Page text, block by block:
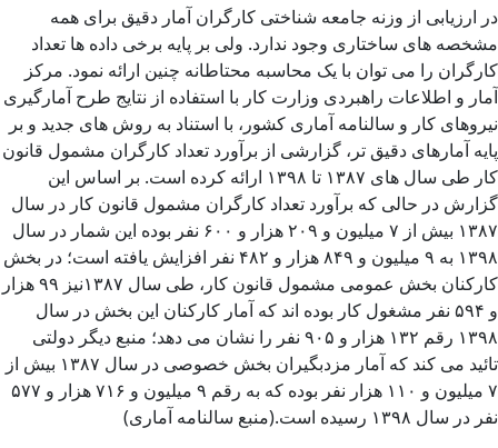
در ارزیابی از وزنه جامعه شناختی کارگران آمار دقیق برای همه
مشخصه های ساختاری وجود ندارد. ولی بر پایه برخی داده ها تعداد
کارگران را می توان با یک محاسبه محتاطانه چنین ارائه نمود. مرکز
آمار و اطلاعات راهبردی وزارت کار با استفاده از نتایج طرح آمارگیری
نیروهای کار و سالنامه آماری کشور، با استناد به روش های جدید و بر
پایه آمارهای دقیق تر، گزارشی از برآورد تعداد کارگران مشمول قانون
کار طی سال های ۱۳۸۷ تا ۱۳۹۸ ارائه کرده است. بر اساس این
گزارش در حالی که برآورد تعداد کارگران مشمول قانون کار در سال
۱۳۸۷ بیش از ۷ میلیون و ۲۰۹ هزار و ۶۰۰ نفر بوده این شمار در سال
۱۳۹۸ به ۹ میلیون و ۸۴۹ هزار و ۴۸۲ نفر افزایش یافته است؛ در بخش
کارکنان بخش عمومی مشمول قانون کار، طی سال ۱۳۸۷نیز ۹۹ هزار
و ۵۹۴ نفر مشغول کار بوده اند که آمار کارکنان این بخش در سال
۱۳۹۸ رقم ۱۳۲ هزار و ۹۰۵ نفر را نشان می دهد؛ منبع دیگر دولتی
تائید می کند که آمار مزدبگیران بخش خصوصی در سال ۱۳۸۷ بیش از
۷ میلیون و ۱۱۰ هزار نفر بوده که به رقم ۹ میلیون و ۷۱۶ هزار و ۵۷۷
نفر در سال ۱۳۹۸ رسیده است.(منبع سالنامه آماری)